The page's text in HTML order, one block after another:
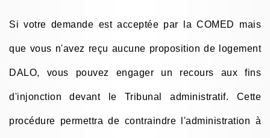
Si votre demande est acceptée par la COMED mais
que vous n'avez reçu aucune proposition de logement
DALO, vous pouvez engager un recours aux fins
d'injonction devant le Tribunal administratif. Cette
procédure permettra de contraindre l'administration à